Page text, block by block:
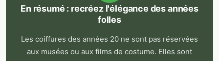
En résumé : recréez l'élégance des années
folles
Les coiffures des années 20 ne sont pas réservées
aux musées ou aux films de costume. Elles sont